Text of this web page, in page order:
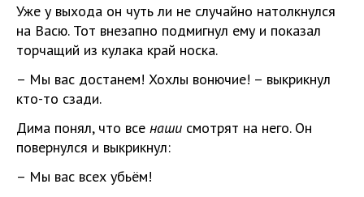
Уже у выхода он чуть ли не случайно натолкнулся
на Васю. Тот внезапно подмигнул ему и показал
торчащий из кулака край носка.
– Мы вас достанем! Хохлы вонючие! – выкрикнул
кто-то сзади.
Дима понял, что все наши смотрят на него. Он
повернулся и выкрикнул:
– Мы вас всех убьём!